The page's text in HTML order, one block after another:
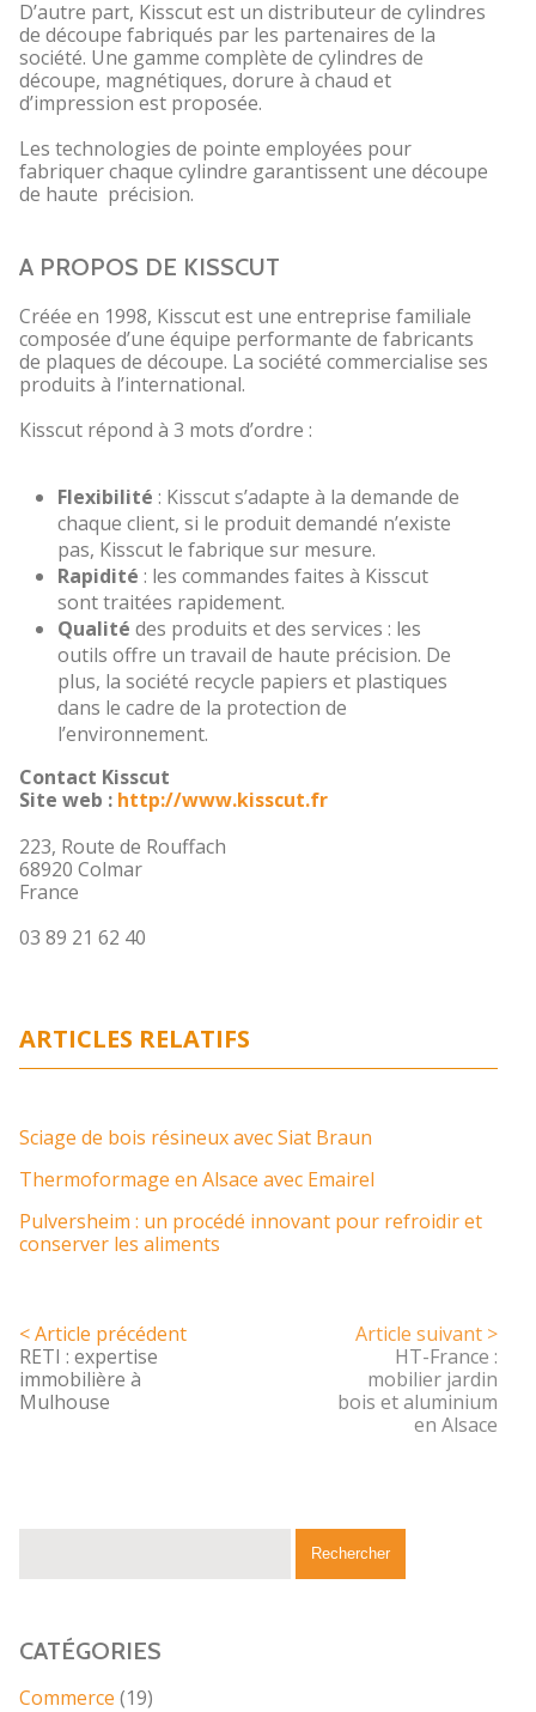
D’autre part, Kisscut est un distributeur de cylindres
de découpe fabriqués par les partenaires de la
société. Une gamme complète de cylindres de
découpe, magnétiques, dorure à chaud et
d’impression est proposée.
Les technologies de pointe employées pour
fabriquer chaque cylindre garantissent une découpe
de haute précision.
A PROPOS DE KISSCUT
Créée en 1998, Kisscut est une entreprise familiale
composée d’une équipe performante de fabricants
de plaques de découpe. La société commercialise ses
produits à l’international.
Kisscut répond à 3 mots d’ordre :
Flexibilité : Kisscut s’adapte à la demande de
chaque client, si le produit demandé n’existe
pas, Kisscut le fabrique sur mesure.
Rapidité : les commandes faites à Kisscut
sont traitées rapidement.
Qualité des produits et des services : les
outils offre un travail de haute précision. De
plus, la société recycle papiers et plastiques
dans le cadre de la protection de
l’environnement.
Contact Kisscut
Site web : http://www.kisscut.fr
223, Route de Rouffach
68920 Colmar
France
03 89 21 62 40
ARTICLES RELATIFS
Sciage de bois résineux avec Siat Braun
Thermoformage en Alsace avec Emairel
Pulversheim : un procédé innovant pour refroidir et
conserver les aliments
< Article précédent
RETI : expertise
immobilière à
Mulhouse
Article suivant >
HT-France :
mobilier jardin
bois et aluminium
en Alsace
CATÉGORIES
Commerce (19)